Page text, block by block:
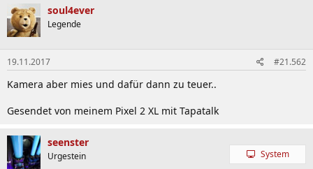
soul4ever
Legende
19.11.2017 #21.562
Kamera aber mies und dafür dann zu teuer..
Gesendet von meinem Pixel 2 XL mit Tapatalk
seenster
Urgestein System